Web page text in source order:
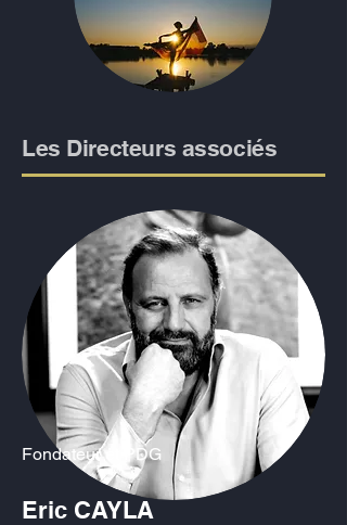
Les Directeurs associés
Fondateur et PDG
Eric CAYLA